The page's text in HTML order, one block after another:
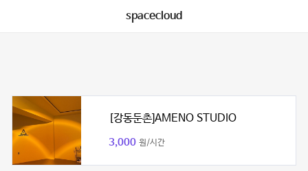
spacecloud
[강동둔촌]AMENO STUDIO
3,000 원/시간